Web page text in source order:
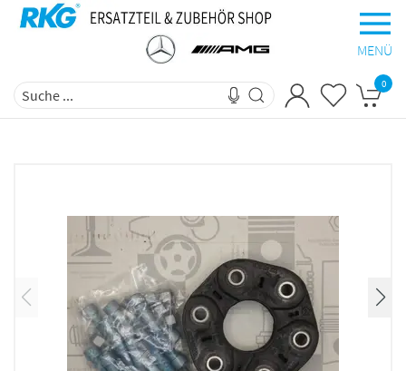
MENÜ
0